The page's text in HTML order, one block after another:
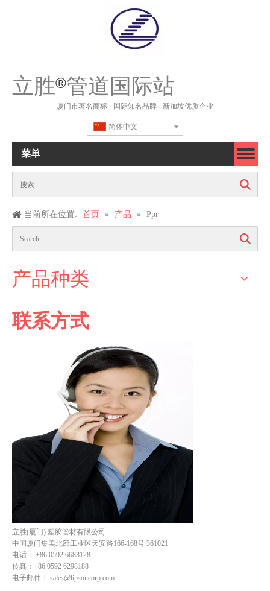
立胜®管道国际站
厦门市著名商标 · 国际知名品牌 · 新加坡优质企业
简体中文
菜单
当前所在位置: 首页 » 产品 » Ppr
产品种类
联系方式
立胜(厦门) 塑胶管材有限公司
中国厦门集美北部工业区天安路166-168号 361021
电话： +86 0592 6683128
传真： +86 0592 6298188
电子邮件： sales@lipsoncorp.com